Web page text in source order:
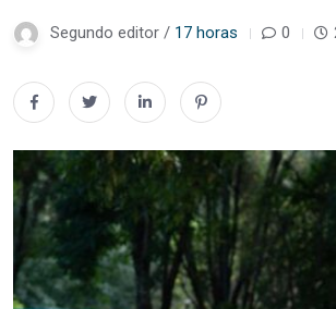
Segundo editor / 17 horas 0